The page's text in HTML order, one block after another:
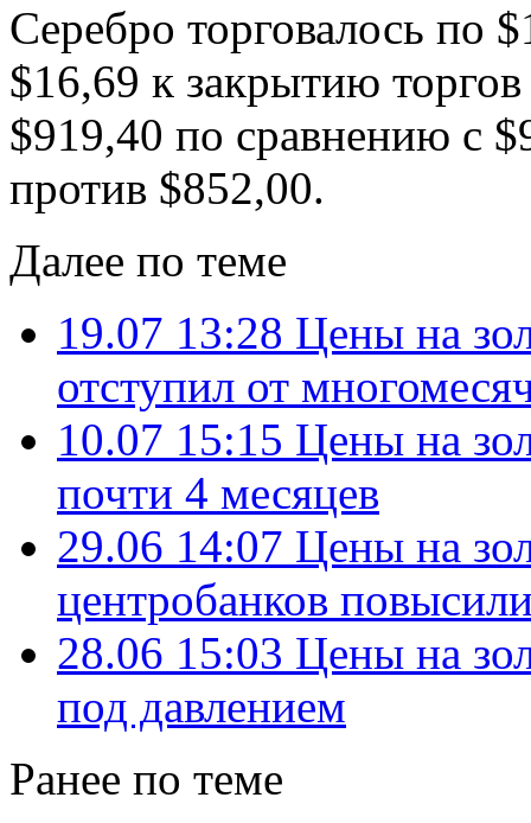
Серебро торговалось по
$16,69 к закрытию
$919,40 по сравнению с
против $852,00.
Далее по теме
19.07 13:28 Цены на
отступил от
10.07 15:15 Цены на
почти 4 месяцев
29.06 14:07 Цены на
центробанков
28.06 15:03 Цены на
под давлением
Ранее по теме